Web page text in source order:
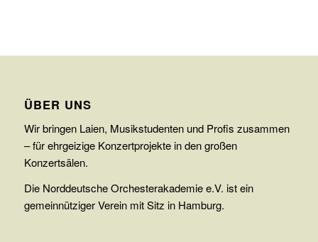
ÜBER UNS
Wir bringen Laien, Musikstudenten und Profis zusammen
– für ehrgeizige Konzertprojekte in den großen
Konzertsälen.
Die Norddeutsche Orchesterakademie e.V. ist ein
gemeinnütziger Verein mit Sitz in Hamburg.